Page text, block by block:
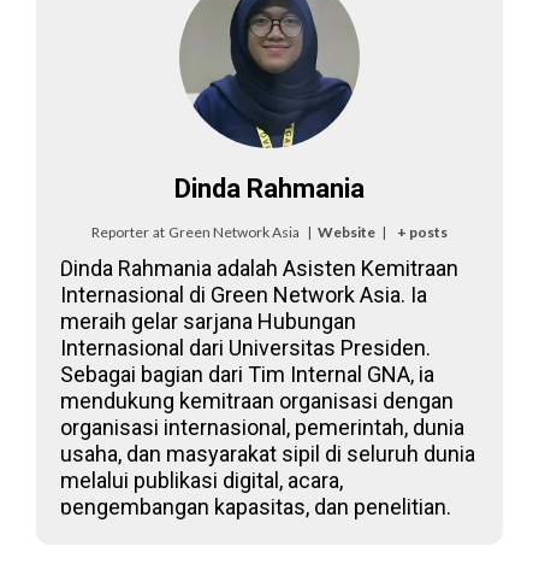
Dinda Rahmania
Reporter at Green Network Asia | Website | + posts
Dinda Rahmania adalah Asisten Kemitraan
Internasional di Green Network Asia. Ia
meraih gelar sarjana Hubungan
Internasional dari Universitas Presiden.
Sebagai bagian dari Tim Internal GNA, ia
mendukung kemitraan organisasi dengan
organisasi internasional, pemerintah, dunia
usaha, dan masyarakat sipil di seluruh dunia
melalui publikasi digital, acara,
pengembangan kapasitas, dan penelitian.